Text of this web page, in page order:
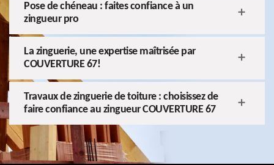
Pose de chéneau : faites confiance à un
zingueur pro
La zinguerie, une expertise maîtrisée par
COUVERTURE 67!
Travaux de zinguerie de toiture : choisissez de
faire confiance au zingueur COUVERTURE 67